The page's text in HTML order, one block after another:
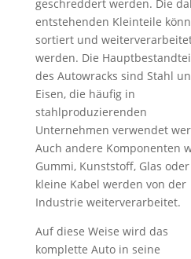
geschreddert werden. Die
entstehenden Kleinteile
sortiert und
werden. Die
des Autowracks sind Stahl
Eisen, die häufig in
stahlproduzierenden
Unternehmen verwendet
Auch andere Komponenten
Gummi, Kunststoff, Glas oder
kleine Kabel werden von der
Industrie weiterverarbeitet.
Auf diese Weise wird das
komplette Auto in seine